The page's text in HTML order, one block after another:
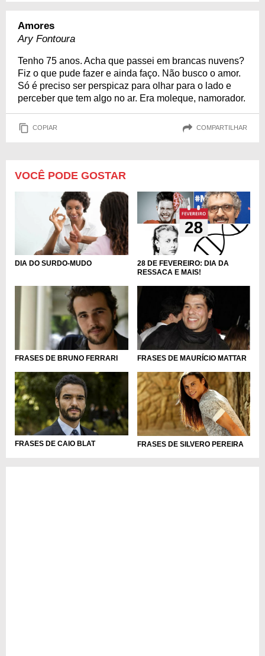
Amores
Ary Fontoura
Tenho 75 anos. Acha que passei em brancas nuvens?
Fiz o que pude fazer e ainda faço. Não busco o amor.
Só é preciso ser perspicaz para olhar para o lado e
perceber que tem algo no ar. Era moleque, namorador.
COPIAR COMPARTILHAR
VOCÊ PODE GOSTAR
DIA DO SURDO-MUDO
28 DE FEVEREIRO: DIA DA
RESSACA E MAIS!
FRASES DE BRUNO FERRARI FRASES DE MAURÍCIO MATTAR
FRASES DE CAIO BLAT FRASES DE SILVERO PEREIRA